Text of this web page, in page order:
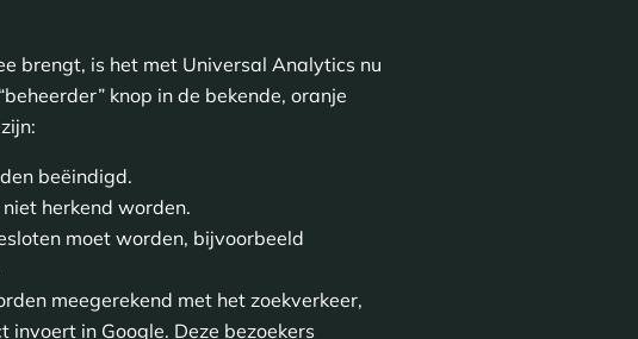
brengt, is het met Universal Analytics nu
knop in de bekende, oranje
beëindigd.
herkend worden.
moet worden, bijvoorbeeld
meegerekend met het zoekverkeer,
in Google. Deze bezoekers